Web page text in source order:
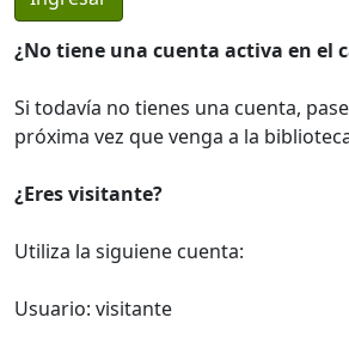
¿No tiene una cuenta activa en el
Si todavía no tienes una cuenta,
próxima vez que venga a la
¿Eres visitante?
Utiliza la siguiene cuenta:
Usuario: visitante